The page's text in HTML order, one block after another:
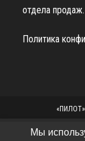
отдела продаж.
Политика
«ПИЛОТ»
Мы